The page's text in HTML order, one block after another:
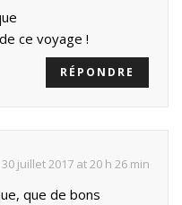
ce voyage !
RÉPONDRE
30 juillet 2017 at 20 h 26 min
que de bons